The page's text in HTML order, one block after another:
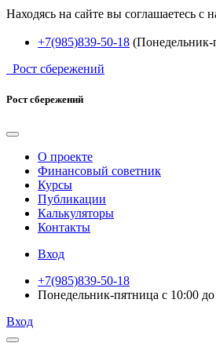
Находясь на сайте вы соглашаетесь с
+7(985)839-50-18 (Понедельник-
Рост сбережений
Рост сбережений
О проекте
Финансовый советник
Курсы
Публикации
Калькуляторы
Контакты
Вход
+7(985)839-50-18
Понедельник-пятница с 10:00
Вход